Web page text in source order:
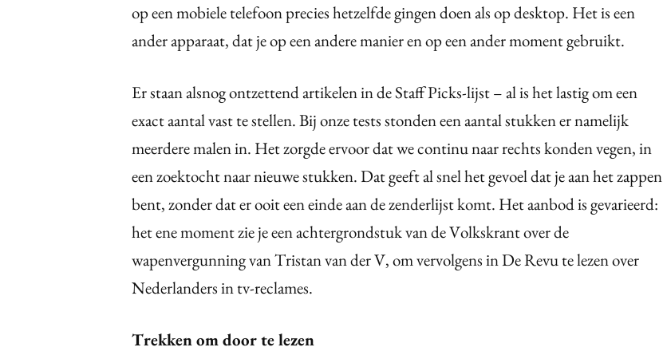
op een mobiele telefoon precies hetzelfde gingen doen als op desktop. Het is een
ander apparaat, dat je op een andere manier en op een ander moment gebruikt.
Er staan alsnog ontzettend artikelen in de Staff Picks-lijst – al is het lastig om een
exact aantal vast te stellen. Bij onze tests stonden een aantal stukken er namelijk
meerdere malen in. Het zorgde ervoor dat we continu naar rechts konden vegen, in
een zoektocht naar nieuwe stukken. Dat geeft al snel het gevoel dat je aan het zappen
bent, zonder dat er ooit een einde aan de zenderlijst komt. Het aanbod is gevarieerd:
het ene moment zie je een achtergrondstuk van de Volkskrant over de
wapenvergunning van Tristan van der V, om vervolgens in De Revu te lezen over
Nederlanders in tv-reclames.
Trekken om door te lezen